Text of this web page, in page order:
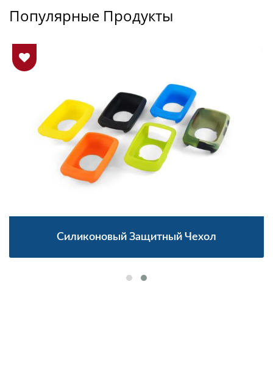
Популярные Продукты
Силиконовый Защитный Чехол